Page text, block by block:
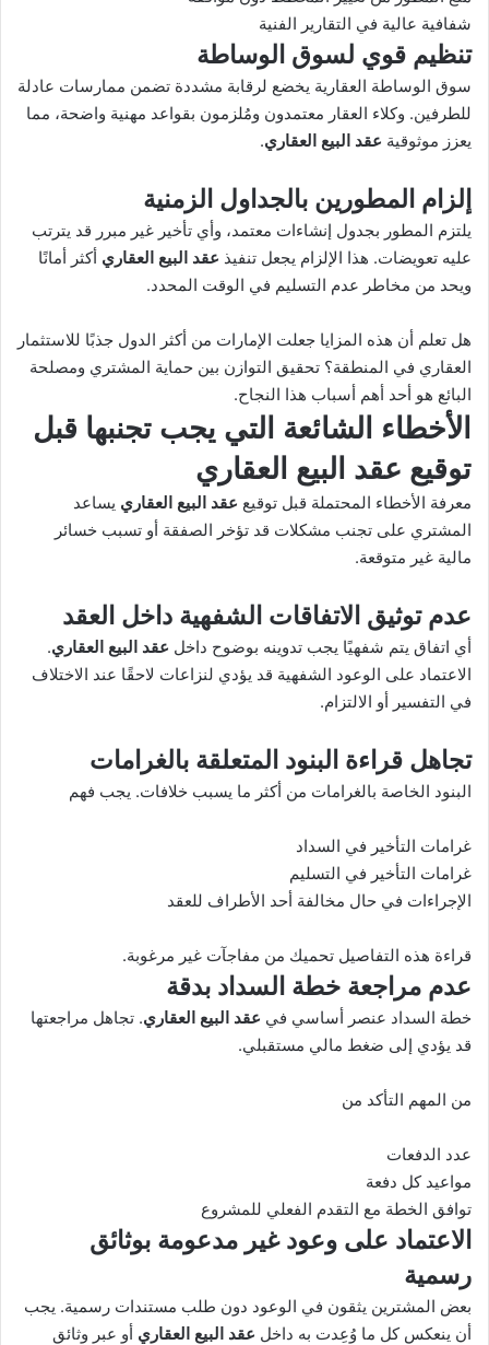
شفافية عالية في التقارير الفنية
تنظيم قوي لسوق الوساطة
سوق الوساطة العقارية يخضع لرقابة مشددة تضمن ممارسات عادلة
للطرفين. وكلاء العقار معتمدون ومُلزمون بقواعد مهنية واضحة، مما
يعزز موثوقية عقد البيع العقاري.
إلزام المطورين بالجداول الزمنية
يلتزم المطور بجدول إنشاءات معتمد، وأي تأخير غير مبرر قد يترتب
عليه تعويضات. هذا الإلزام يجعل تنفيذ عقد البيع العقاري أكثر أمانًا
ويحد من مخاطر عدم التسليم في الوقت المحدد.
هل تعلم أن هذه المزايا جعلت الإمارات من أكثر الدول جذبًا للاستثمار
العقاري في المنطقة؟ تحقيق التوازن بين حماية المشتري ومصلحة
البائع هو أحد أهم أسباب هذا النجاح.
الأخطاء الشائعة التي يجب تجنبها قبل
توقيع عقد البيع العقاري
معرفة الأخطاء المحتملة قبل توقيع عقد البيع العقاري يساعد
المشتري على تجنب مشكلات قد تؤخر الصفقة أو تسبب خسائر
مالية غير متوقعة.
عدم توثيق الاتفاقات الشفهية داخل العقد
أي اتفاق يتم شفهيًا يجب تدوينه بوضوح داخل عقد البيع العقاري.
الاعتماد على الوعود الشفهية قد يؤدي لنزاعات لاحقًا عند الاختلاف
في التفسير أو الالتزام.
تجاهل قراءة البنود المتعلقة بالغرامات
البنود الخاصة بالغرامات من أكثر ما يسبب خلافات. يجب فهم
غرامات التأخير في السداد
غرامات التأخير في التسليم
الإجراءات في حال مخالفة أحد الأطراف للعقد
قراءة هذه التفاصيل تحميك من مفاجآت غير مرغوبة.
عدم مراجعة خطة السداد بدقة
خطة السداد عنصر أساسي في عقد البيع العقاري. تجاهل مراجعتها
قد يؤدي إلى ضغط مالي مستقبلي.
من المهم التأكد من
عدد الدفعات
مواعيد كل دفعة
توافق الخطة مع التقدم الفعلي للمشروع
الاعتماد على وعود غير مدعومة بوثائق
رسمية
بعض المشترين يثقون في الوعود دون طلب مستندات رسمية. يجب
أن ينعكس كل ما وُعِدت به داخل عقد البيع العقاري أو عبر وثائق